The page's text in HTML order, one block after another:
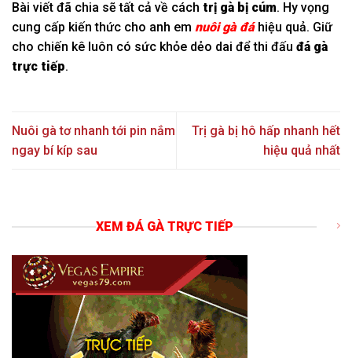
Bài viết đã chia sẽ tất cả về cách trị gà bị cúm. Hy vọng
cung cấp kiến thức cho anh em nuôi gà đáhiệu quả. Giữ
cho chiến kê luôn có sức khỏe dẻo dai để thi đấu đá gà
trực tiếp.
Nuôi gà tơ nhanh tới pin nắm
ngay bí kíp sau
Trị gà bị hô hấp nhanh hết
hiệu quả nhất
XEM ĐÁ GÀ TRỰC TIẾP